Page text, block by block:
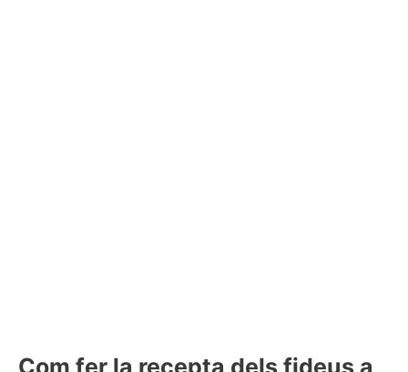
Com fer la recepta dels fideus a